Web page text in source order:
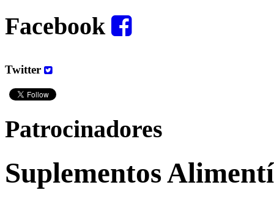
Facebook
Twitter
Patrocinadores
Suplementos